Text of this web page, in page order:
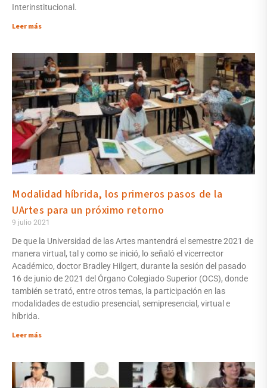
Interinstitucional.
Leer más
Modalidad híbrida, los primeros pasos de la
UArtes para un próximo retorno
9 julio 2021
De que la Universidad de las Artes mantendrá el semestre 2021 de
manera virtual, tal y como se inició, lo señaló el vicerrector
Académico, doctor Bradley Hilgert, durante la sesión del pasado
16 de junio de 2021 del Órgano Colegiado Superior (OCS), donde
también se trató, entre otros temas, la participación en las
modalidades de estudio presencial, semipresencial, virtual e
híbrida.
Leer más